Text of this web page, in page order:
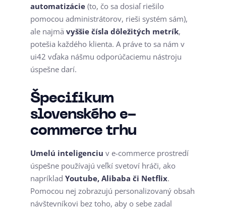
automatizácie (to, čo sa dosiaľ riešilo
pomocou administrátorov, rieši systém sám),
ale najmä vyššie čísla dôležitých metrík,
potešia každého klienta. A práve to sa nám v
ui42 vďaka nášmu odporúčaciemu nástroju
úspešne darí.
Špecifikum
slovenského e-
commerce trhu
Umelú inteligenciu v e-commerce prostredí
úspešne používajú veľkí svetoví hráči, ako
napríklad Youtube, Alibaba či Netflix.
Pomocou nej zobrazujú personalizovaný obsah
návštevníkovi bez toho, aby o sebe zadal